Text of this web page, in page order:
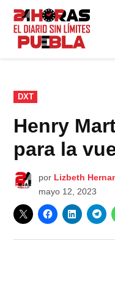
Saltar
contenido
PUBLICADO
EN
DXT
Henry
para la
por Lizbeth
mayo 12, 2023